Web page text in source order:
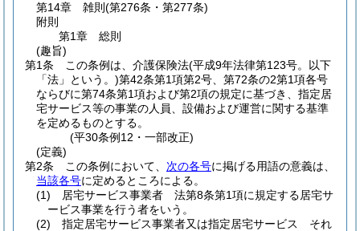
第14章
雑則 (第276条・第277条)
附則
第1章
総則
(趣旨)
第1条
この条例は、介護保険法(平成9年法律第123号。以下
「法」という。)第42条第1項第2号、第72条の2第1項各号
ならびに第74条第1項および第2項の規定に基づき、指定居
宅サービス等の事業の人員、設備および運営に関する基準
を定めるものとする。
(平30条例12・一部改正)
(定義)
第2条
この条例において、 次の各号に掲げる用語の意義は、
当該各号に定めるところによる。
(1)
居宅サービス事業者 法第8条第1項に規定する居宅サ
ービス事業を行う者をいう。
(2)
指定居宅サービス事業者又は指定居宅サービス それ